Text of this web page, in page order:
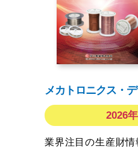
メカトロニクス・
2026
業界注目の生産財